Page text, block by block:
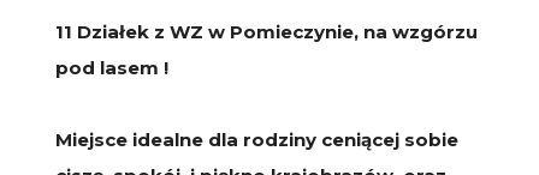
11 Działek z WZ w Pomieczynie, na wzgórzu
pod lasem !
Miejsce idealne dla rodziny ceniącej sobie